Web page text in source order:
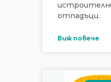
oтпaдъци.
Виж повече